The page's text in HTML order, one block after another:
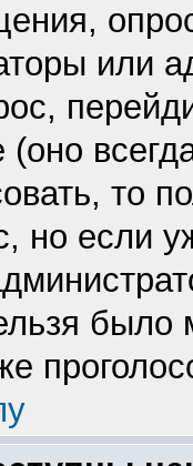
или
то
но если
было